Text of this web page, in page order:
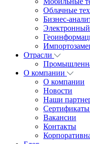
Облачные
Бизнес-
Отрасли
О компании
О компании
Новости
Наши
Сертификаты
Вакансии
Контакты